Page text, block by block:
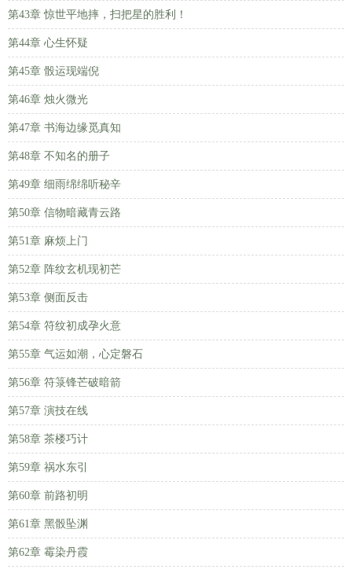
第43章 惊世平地摔，扫把星的胜利！
第44章 心生怀疑
第45章 骰运现端倪
第46章 烛火微光
第47章 书海边缘觅真知
第48章 不知名的册子
第49章 细雨绵绵听秘辛
第50章 信物暗藏青云路
第51章 麻烦上门
第52章 阵纹玄机现初芒
第53章 侧面反击
第54章 符纹初成孕火意
第55章 气运如潮，心定磐石
第56章 符箓锋芒破暗箭
第57章 演技在线
第58章 茶楼巧计
第59章 祸水东引
第60章 前路初明
第61章 黑骰坠渊
第62章 霉染丹霞